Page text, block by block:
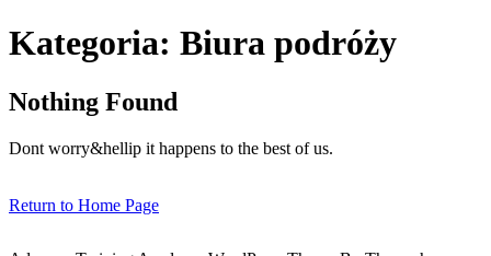
Menu
Kategoria: Biura podróży
Nothing Found
Dont worry&hellip it happens to the best of us.
Return to Home PageReturn